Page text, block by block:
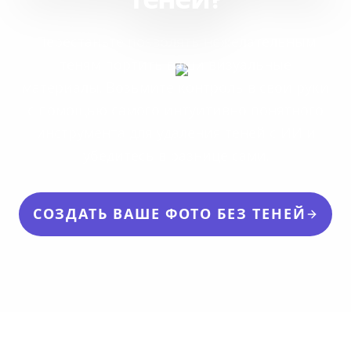
теням портить ваши визуальные
СОЗДАТЬ ВАШЕ ФОТО БЕЗ ТЕНЕЙ